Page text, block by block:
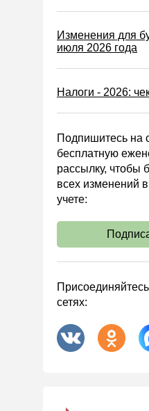
Банк
Онлайн-кассы
деятельности
Охрана труда
Охрана труда
Валютные
Налоговая
Налоговое
Договоры
АО
Изменения для
июля 2026 года
Налоги - 2026:
Подпишитесь на
бесплатную
рассылку, чтобы
всех изменений
учете:
сетях: